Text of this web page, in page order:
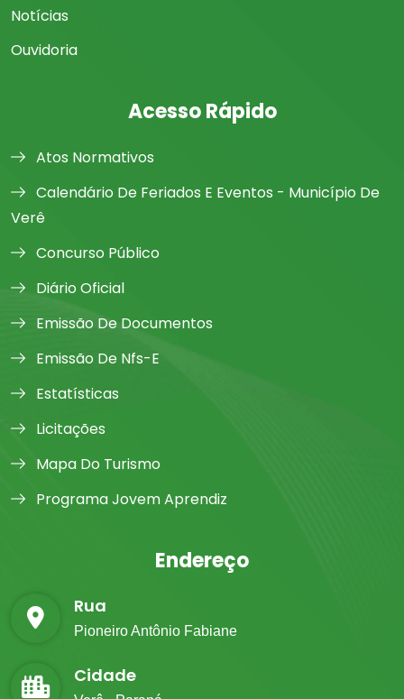
Notícias
Ouvidoria
Acesso Rápido
Atos Normativos
Calendário De Feriados E Eventos - Município De
Verê
Concurso Público
Diário Oficial
Emissão De Documentos
Emissão De Nfs-E
Estatísticas
Licitações
Mapa Do Turismo
Programa Jovem Aprendiz
Endereço
Rua
Pioneiro Antônio Fabiane
Cidade